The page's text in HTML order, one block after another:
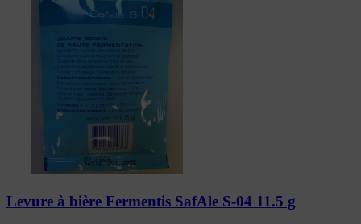
Levure à bière Fermentis SafAle S-04 11.5 g